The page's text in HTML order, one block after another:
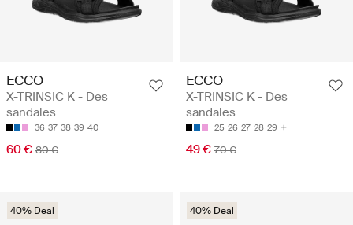
ECCO
X-TRINSIC K - Des
sandales
36 37 38 39 40
60 € 80 €
ECCO
X-TRINSIC K - Des
sandales
25 26 27 28 29
49 € 70 €
40% Deal 40% Deal